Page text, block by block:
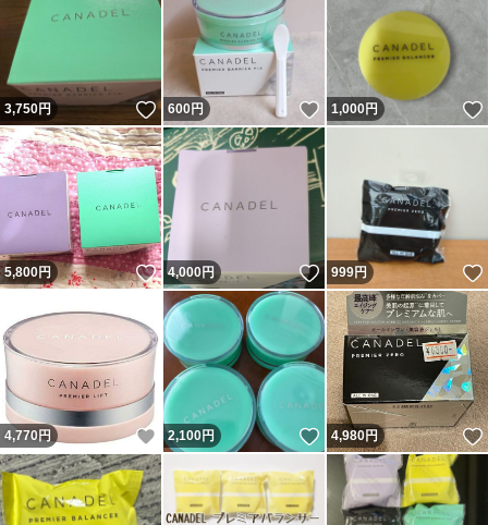
3,750円 いいね！
600円 いいね！
1,000円
5,800円 いいね！
4,000円 いいね！
999円
4,770円 いいね！
2,100円 いいね！
4,980円